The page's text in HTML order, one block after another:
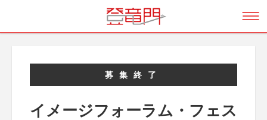
募集終了
イメージフォーラム・フェス